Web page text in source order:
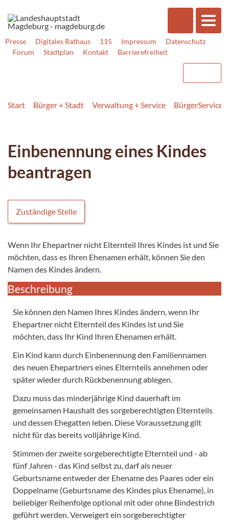
Presse Digitales Rathaus 115 Impressum
Datenschutz
Forum
Stadtplan Kontakt Barrierefreiheit
Start Bürger + Stadt Verwaltung + Service BürgerService
Einbenennung eines Kindes
beantragen
Zuständige Stelle
Wenn Ihr Ehepartner nicht Elternteil Ihres Kindes ist und Sie
möchten, dass es Ihren Ehenamen erhält, können Sie den
Namen des Kindes ändern.
Beschreibung
Sie können den Namen Ihres Kindes ändern, wenn Ihr
Ehepartner nicht Elternteil des Kindes ist und Sie
möchten, dass Ihr Kind Ihren Ehenamen erhält.
Ein Kind kann durch Einbenennung den Familiennamen
des neuen Ehepartners eines Elternteils annehmen oder
später wieder durch Rückbenennung ablegen.
Dazu muss das minderjährige Kind dauerhaft im
gemeinsamen Haushalt des sorgeberechtigten Elternteils
und dessen Ehegatten leben. Diese Voraussetzung gilt
nicht für das bereits volljährige Kind.
Stimmen der zweite sorgeberechtigte Elternteil und - ab
fünf Jahren - das Kind selbst zu, darf als neuer
Geburtsname entweder der Ehename des Paares oder ein
Doppelname (Geburtsname des Kindes plus Ehename), in
beliebiger Reihenfolge optional mit oder ohne Bindestrich
geführt werden. Verweigert ein sorgeberechtigter